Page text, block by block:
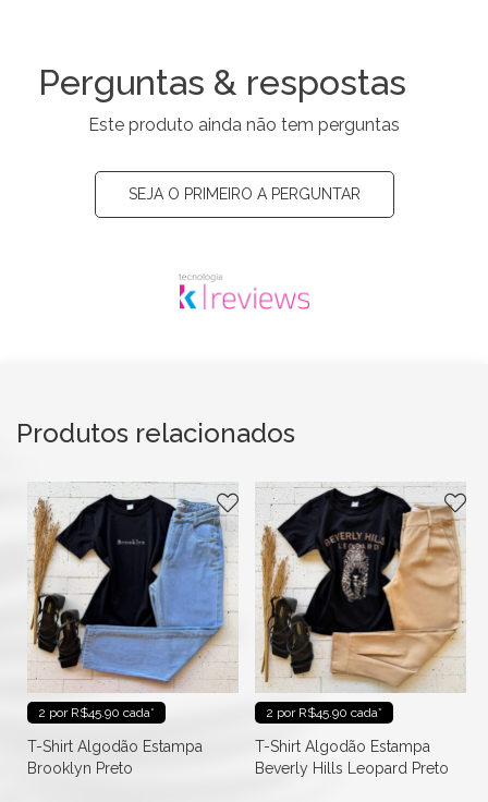
Perguntas & respostas
Este produto ainda não tem perguntas
SEJA O PRIMEIRO A PERGUNTAR
Produtos relacionados
2 por R$45.90 cada*
T-Shirt Algodão Estampa
Brooklyn Preto
2 por R$45.90 cada*
T-Shirt Algodão Estampa
Beverly Hills Leopard Preto